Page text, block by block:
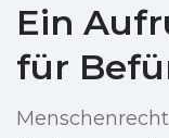
Ein
für